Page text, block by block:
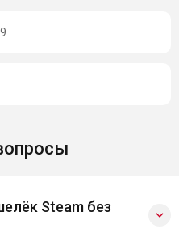
Steam без